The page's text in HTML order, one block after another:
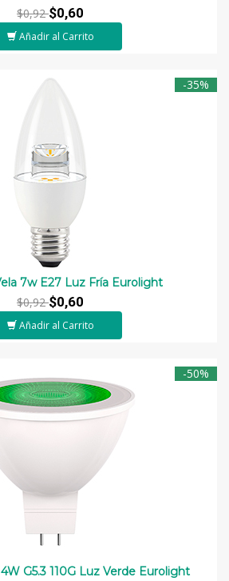
$0,92$0,60
Añadir al Carrito
-35%
7w E27 Luz Fría Eurolight
$0,92$0,60
Añadir al Carrito
-50%
G5.3 110G Luz Verde Eurolight